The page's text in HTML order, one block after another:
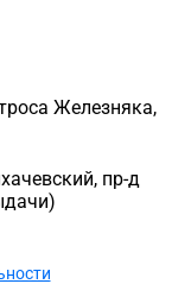
Железняка,
пр-д